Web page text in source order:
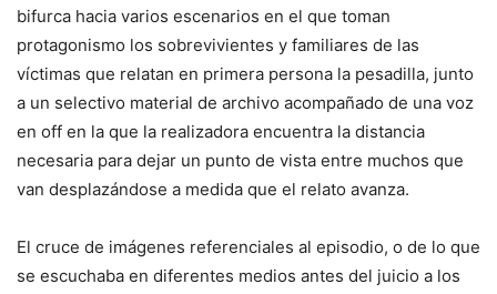
bifurca hacia varios escenarios en el que toman
protagonismo los sobrevivientes y familiares de las
víctimas que relatan en primera persona la pesadilla, junto
a un selectivo material de archivo acompañado de una voz
en off en la que la realizadora encuentra la distancia
necesaria para dejar un punto de vista entre muchos que
van desplazándose a medida que el relato avanza.
El cruce de imágenes referenciales al episodio, o de lo que
se escuchaba en diferentes medios antes del juicio a los